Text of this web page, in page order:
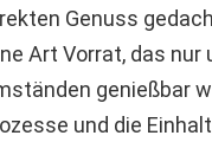
Genuss
Art Vorrat, das nur
genießbar
und die